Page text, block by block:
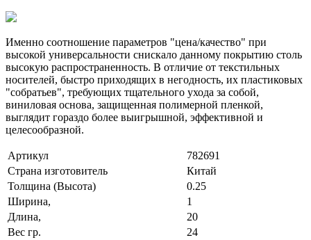
Именно соотношение параметров "цена/качество" при
высокой универсальности снискало данному покрытию столь
высокую распространенность. В отличие от текстильных
носителей, быстро приходящих в негодность, их пластиковых
"собратьев", требующих тщательного ухода за собой,
виниловая основа, защищенная полимерной пленкой,
выглядит гораздо более выигрышной, эффективной и
целесообразной.
Артикул
782691
Страна изготовитель
Китай
Толщина (Высота)
0.25
Ширина,
1
Длина,
20
Вес гр.
24